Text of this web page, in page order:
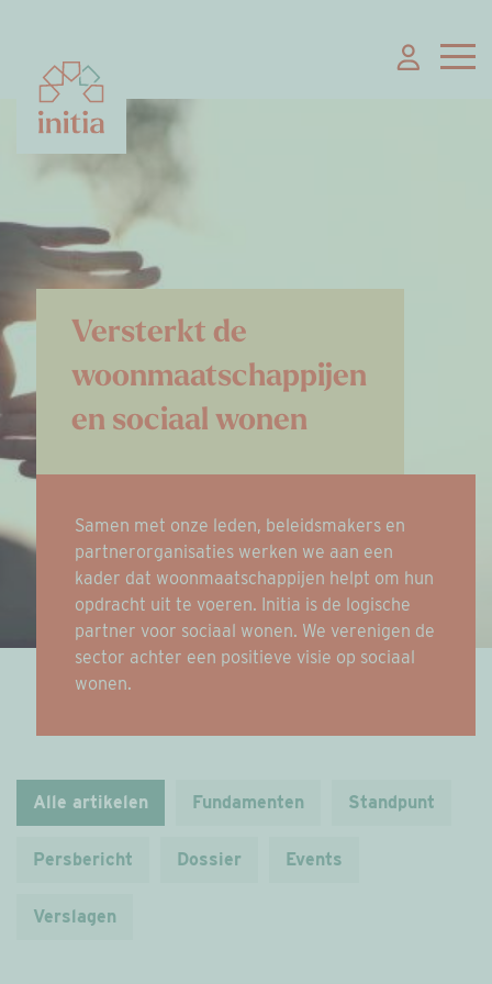
Versterkt de
woonmaatschappijen
en sociaal wonen
Samen met onze leden, beleidsmakers en
partnerorganisaties werken we aan een
kader dat woonmaatschappijen helpt om hun
opdracht uit te voeren. Initia is de logische
partner voor sociaal wonen. We verenigen de
sector achter een positieve visie op sociaal
wonen.
Alle artikelen Fundamenten Standpunt
Persbericht Dossier Events
Verslagen